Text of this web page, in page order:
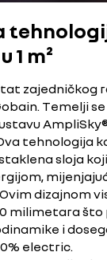
1 m²
zajedničkog
Temelji
tehnologija
sloja
dizajnom
milimetara što
i
electric.